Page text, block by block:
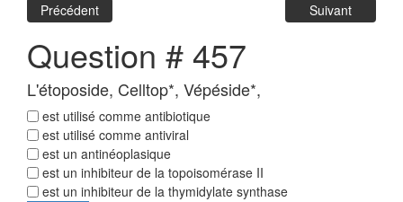
Précédent Suivant
Question # 457
L'étoposide, Celltop*, Vépéside*,
est utilisé comme antibiotique
est utilisé comme antiviral
est un antinéoplasique
est un inhibiteur de la topoisomérase II
est un inhibiteur de la thymidylate synthase